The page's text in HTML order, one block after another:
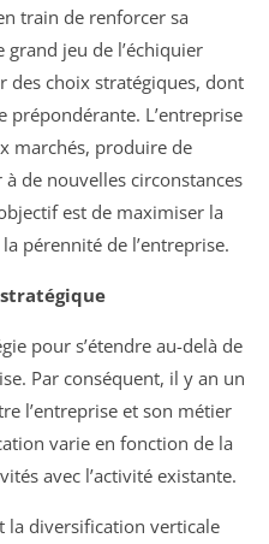
train de renforcer sa
jeu de l’échiquier
des choix stratégiques, dont
L’entreprise
marchés, produire de
de nouvelles circonstances
est de maximiser la
pérennité de l’entreprise.
pour s’étendre au-delà de
Par conséquent, il y an un
l’entreprise et son métier
varie en fonction de la
avec l’activité existante.
la diversification verticale